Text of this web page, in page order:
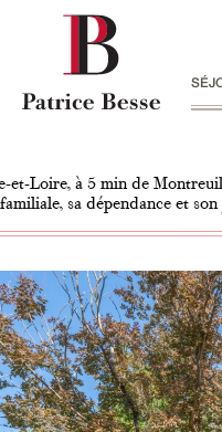
et-Loire, à 5 min de
sa dépendance et